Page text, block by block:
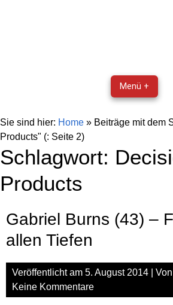
Menü +
Sie sind hier: Home » Beiträge mit dem
Products" (: Seite 2)
Schlagwort:
Products
Gabriel Burns (43) –
allen Tiefen
Veröffentlicht am 5. August 2014 | Von
Keine Kommentare